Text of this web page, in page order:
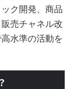
ク開発、商品
売チャネル改
水準の活動を